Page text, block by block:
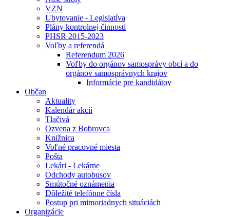
VZN
Ubytovanie - Legislatíva
Plány kontrolnej činnosti
PHSR 2015-2023
Voľby a referendá
Referendum 2026
Voľby do orgánov samosprávy obcí a do
orgánov samosprávnych krajov
Informácie pre kandidátov
Občan
Aktuality
Kalendár akcií
Tlačivá
Ozvena z Bobrovca
Knižnica
Voľné pracovné miesta
Pošta
Lekári - Lekárne
Odchody autobusov
Smútočné oznámenia
Dôležité telefónne čísla
Postup pri mimoriadnych situáciách
Organizácie